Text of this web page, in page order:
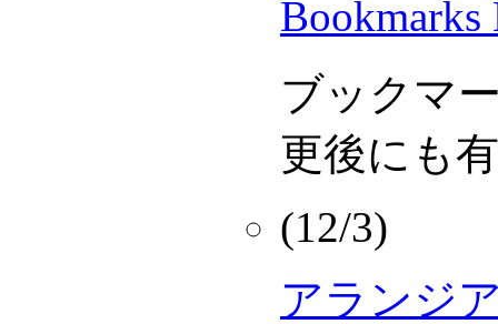
Bookmarks
ブックマ
更後にも
(12/3)
アランジ